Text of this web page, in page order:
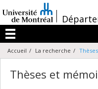
au
contenu
/
Menu
Accueil La recherche
Thèses et